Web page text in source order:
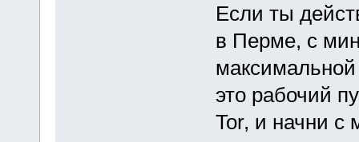
Если ты
в Перме, с
это рабочий
Tor, и начни с